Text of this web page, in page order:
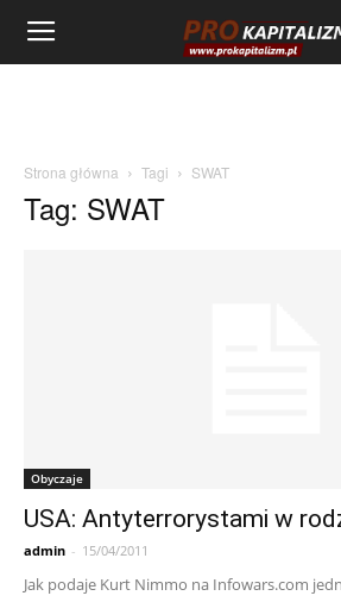
Strona główna Tagi SWAT
Tag: SWAT
Obyczaje
USA: Antyterrorystami w
admin - 15/04/2011
Jak podaje Kurt Nimmo na Infowars.com